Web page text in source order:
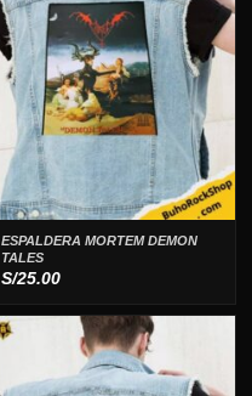
ESPALDERA MORTEM DEMON
TALES
S/25.00